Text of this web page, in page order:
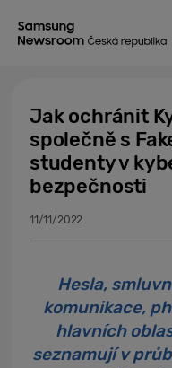
Jak ochránit
společně s
studenty v
bezpečnosti
11/11/2022
Hesla,
komunikace,
hlavních
seznamují v